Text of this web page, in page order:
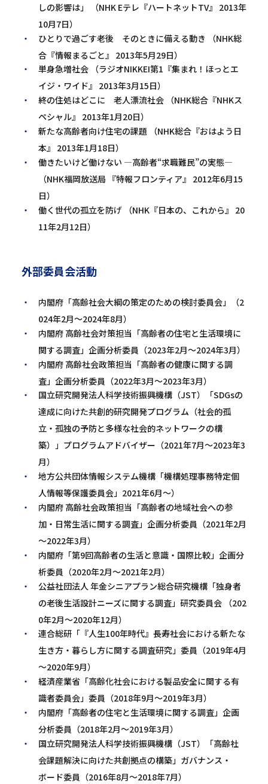
しの影響は」 （NHK Eテレ『ハートネットTV』 2013年
10月7日）
ひとりで過ごす老後 そのときに備える動き （NHK総
合『情報まるごと』 2013年5月29日）
単身急増社会 （ラジオNIKKEI第1『集まれ！ほっとエ
イジ・ワイド』 2013年3月15日）
終の住処はどこに 老人漂流社会 （NHK総合『NHKス
ペシャル』 2013年1月20日）
新たな高齢者向け住宅の課題 （NHK総合『おはよう日
本』 2013年1月18日）
働きたいけど働けない ―高齢者“求職難民”の実態―
（NHK福岡放送局 『特報フロンティア』 2012年6月15
日）
働く世代の孤立を防げ （NHK『日本の、これから』 20
11年2月12日）
外部委員会活動
内閣府「高齢社会大綱の策定のための検討委員会」（2
024年2月～2024年8月）
内閣府 高齢社会対策担当「高齢者の住宅と生活環境に
関する調査」企画分析委員（2023年2月～2024年3月）
内閣府 高齢社会政策担当「高齢者の健康に関する調
査」企画分析委員（2022年3月～2023年3月）
国立研究開発法人科学技術振興機構（JST）「SDGsの
達成に向けた共創的研究開発プログラム（社会的孤
立・孤独の予防と多様な社会的ネットワークの構
築）」プログラムアドバイザー（2021年7月～2023年3
月）
地方公共団体情報システム機構「機構処理事務特定個
人情報等保護委員会」2021年6月～）
内閣府 高齢社会政策担当「高齢者の地域社会への参
加・日常生活に関する調査」企画分析委員（2021年2月
～2022年3月）
内閣府「第9回高齢者の生活と意識・国際比較」企画分
析委員（2020年2月～2021年2月）
公益社団法人 年金シニアプラン総合研究機構「独身者
の老後生活設計ニーズに関する調査」研究委員会 （202
0年2月～2020年12月）
連合総研「『人生100年時代』長寿社会における新たな
生き方・暮らし方に関する調査研究」委員（2019年4月
～2020年9月）
経済産業省「高齢化社会における製品安全に関する有
識者委員会」委員（2018年9月～2019年3月）
内閣府「高齢者の住宅と生活環境に関する調査」企画
分析委員（2018年2月～2019年3月）
国立研究開発法人科学技術振興機構（JST）「高齢社
会課題解決に向けた共創拠点の構築」ガバナンス・
ボード委員（2016年8月～2018年7月）